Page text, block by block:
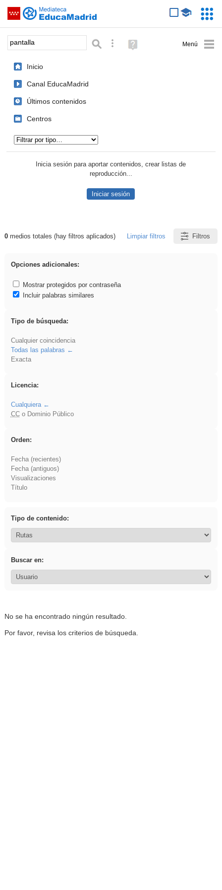
Saltar navegación
Palabra o frase: Búsqueda avanzada
Ayuda
(en
Inicio
Canal EducaMadrid
Últimos contenidos
Centros
Inicia sesión para aportar contenidos, crear listas de
reproducción...
Iniciar sesión
Resultados de: pantalla
0medios totales (hay filtros aplicados) Limpiar filtros Filtros
Opciones adicionales:
Mostrar protegidos por contraseña
Incluir palabras similares
Tipo de búsqueda:
Cualquier coincidencia
Todas las palabras
Exacta
Licencia:
Cualquiera
CCo Dominio Público
Orden:
Fecha (recientes)
Fecha (antiguos)
Visualizaciones
Título
Tipo de contenido:
Buscar en:
No se ha encontrado ningún resultado.
Por favor, revisa los criterios de búsqueda.